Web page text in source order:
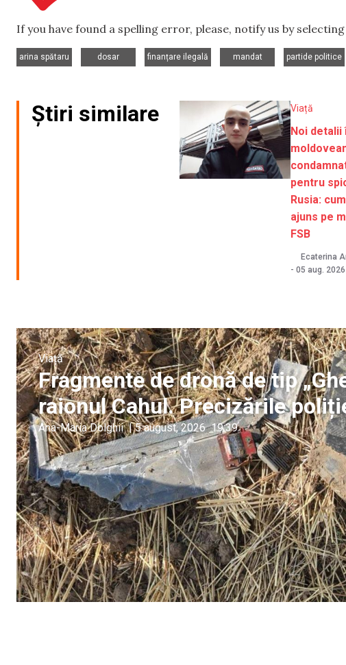
If you have found a spelling error, please, notify us by
arina spătaru
dosar
finanțare ilegală
mandat
partide politice
Știri similare Viață
Noi detalii
pentru
Rusia:
ajuns pe
FSB
Ecaterina
- 05 aug. 2026
Viață
Fragmente de dronă de tip
raionul Cahul. Precizările
Ana-Maria Dolghii | 5 august, 2026 19:39